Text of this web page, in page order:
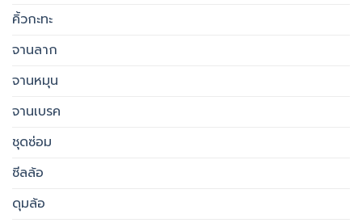
คิ้วกะทะ
จานลาก
จานหมุน
จานเบรค
ชุดซ่อม
ซีลล้อ
ดุมล้อ